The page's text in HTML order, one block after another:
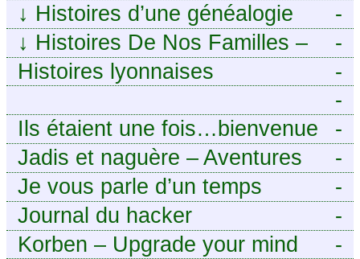
-
↓ Histoires d’une généalogie
Léonarde
-
↓ Histoires De Nos Familles –
Blog de généalogie
-
Histoires lyonnaises
-
https://
-
Ils étaient une fois…bienvenue
chez mes ancêtres. – Une
histoire tourangelle, mais pas
seulement.
-
Jadis et naguère – Aventures
généalogiques de l’Atlantique
aux contreforts des Alpes
-
Je vous parle d’un temps
-
Journal du hacker
-
Korben – Upgrade your mind